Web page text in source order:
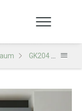
GK204 Garderobe